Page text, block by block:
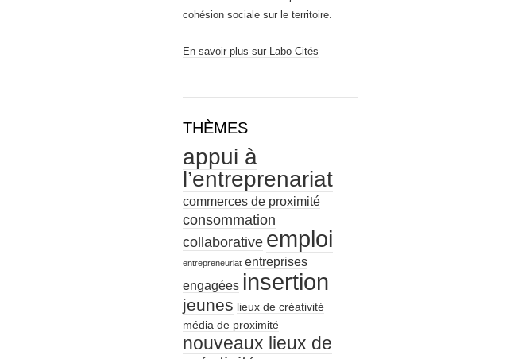
cohésion sociale sur le territoire.
En savoir plus sur Labo Cités
THÈMES
appui à
l’entreprenariat
commerces de proximité
consommation
collaborative emploi
entrepreneuriat entreprises
engagées insertion
jeunes lieux de créativité
média de proximité
nouveaux lieux de